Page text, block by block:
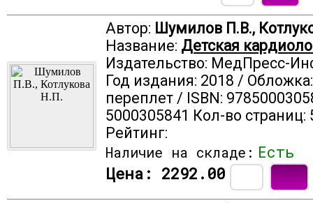
Автор: Шумилов П.В.,
Название: Детская
Издательство: МедПресс-
Год издания: 2018 /
переплет / ISBN:
5000305841 Кол-во страниц:
Рейтинг:
Наличие на складе: Есть
Цена: 2292.00